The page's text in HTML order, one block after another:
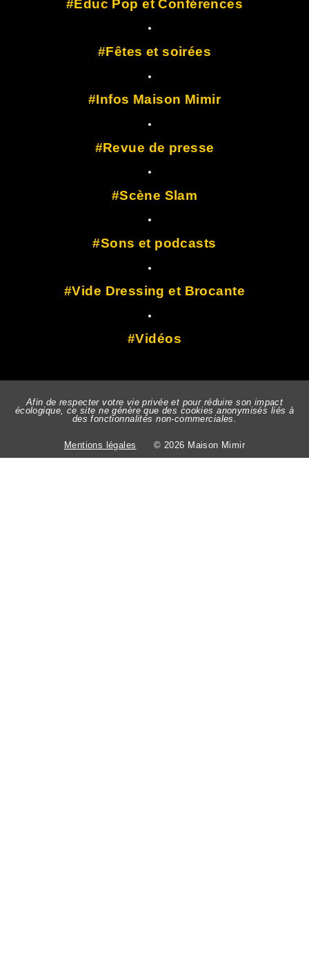
Educ Pop et Conférences
Fêtes et soirées
Infos Maison Mimir
Revue de presse
Scène Slam
Sons et podcasts
Vide Dressing et Brocante
Vidéos
Afin de respecter votre vie privée et pour réduire son impact
écologique, ce site ne génère que des cookies anonymisés liés à
des fonctionnalités non-commerciales.
Mentions légales © 2026 Maison Mimir